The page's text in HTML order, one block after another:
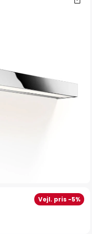
Vejl. pris -5%